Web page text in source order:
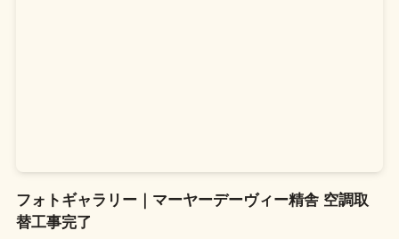
フォトギャラリー｜マーヤーデーヴィー精舎 空調取
替工事完了